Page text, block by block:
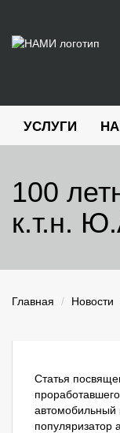
УСЛУГИ
100
к.т.н.
Главная Новости
Статья
автомобильный
популяризатор